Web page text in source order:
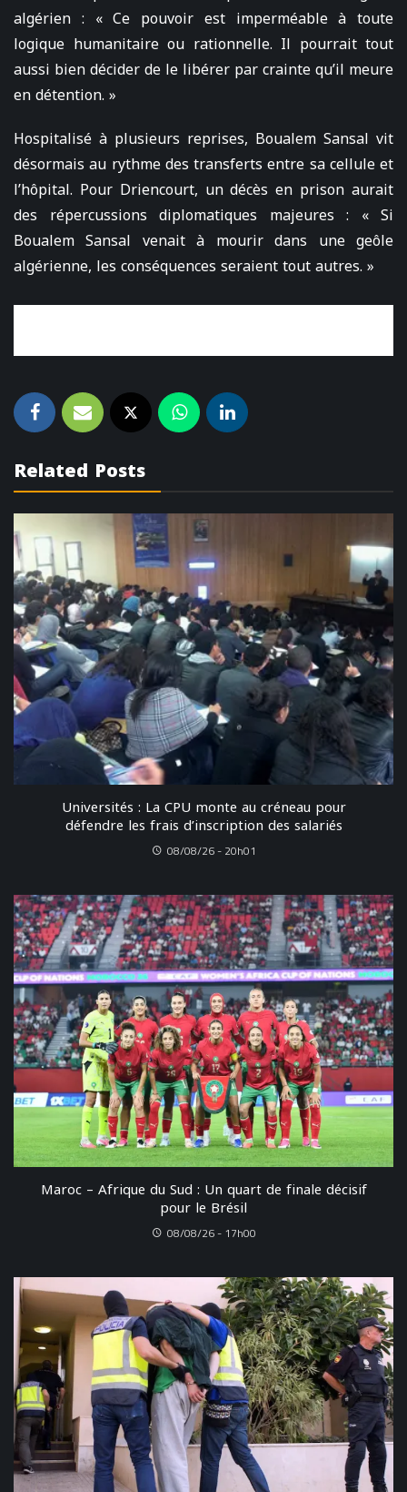
algérien : « Ce pouvoir est imperméable à toute
logique humanitaire ou rationnelle. Il pourrait tout
aussi bien décider de le libérer par crainte qu’il meure
en détention. »
Hospitalisé à plusieurs reprises, Boualem Sansal vit
désormais au rythme des transferts entre sa cellule et
l’hôpital. Pour Driencourt, un décès en prison aurait
des répercussions diplomatiques majeures : « Si
Boualem Sansal venait à mourir dans une geôle
algérienne, les conséquences seraient tout autres. »
Related Posts
Universités : La CPU monte au créneau pour
défendre les frais d’inscription des salariés
08/08/26 - 20h01
Maroc – Afrique du Sud : Un quart de finale décisif
pour le Brésil
08/08/26 - 17h00